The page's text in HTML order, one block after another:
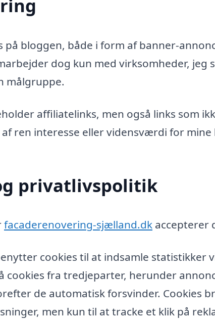
på bloggen, både i form af banner-
dog kun med virksomheder, jeg
målgruppe.
affiliatelinks, men også links som
ren interesse eller vidensværdi for
privatlivspolitik
facaderenovering-sjælland.dk accepterer
cookies til at indsamle statistikker
cookies fra tredjeparter, herunder
de automatisk forsvinder. Cookies
men kun til at tracke et klik på